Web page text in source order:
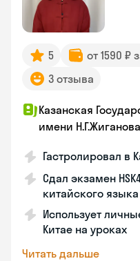
5 от 1590 ₽
3 отзыва
Казанская
имени Н.Г.Жиганова
Гастролировал в
Сдал экзамен
китайского языка
Использует
Китае на уроках
Читать дальше